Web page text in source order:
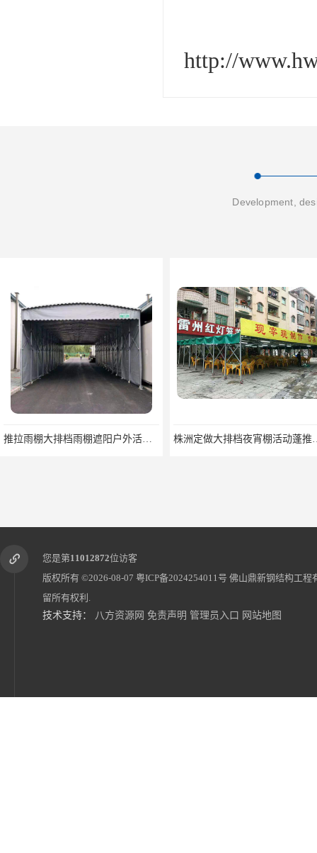
http://
Development,
推拉雨棚大排档雨棚遮阳户外活动蓬移动推拉棚 株洲定做大排
您是第11012872位访客
版权所有 ©2026-08-07 粤ICP备2024254011号 佛山鼎新钢结构工程
留所有权利.
技术支持： 八方资源网 免责声明 管理员入口 网站地图